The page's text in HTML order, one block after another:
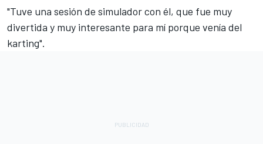
"Tuve una sesión de simulador con él, que fue muy
divertida y muy interesante para mí porque venía del
karting".